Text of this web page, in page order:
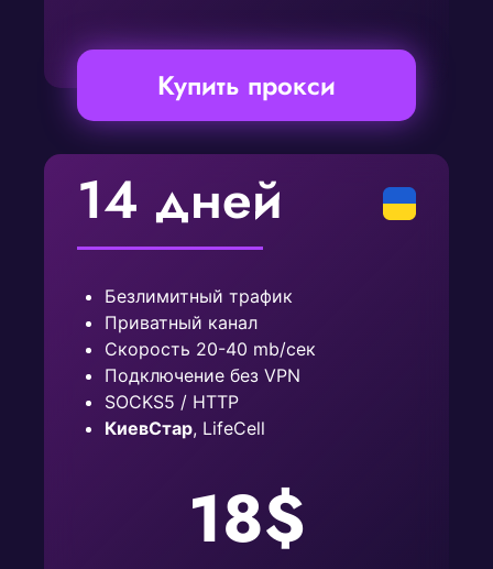
Купить прокси
14 дней
Безлимитный трафик
Приватный канал
Скорость 20-40 mb/сек
Подключение без VPN
SOCKS5 / HTTP
КиевСтар, LifeCell
18$